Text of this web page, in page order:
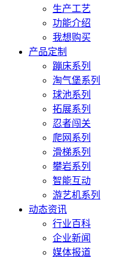
生产工艺
功能介绍
我想购买
产品定制
蹦床系列
淘气堡系列
球池系列
拓展系列
忍者闯关
爬网系列
滑梯系列
攀岩系列
智能互动
游艺机系列
动态资讯
行业百科
企业新闻
媒体报道